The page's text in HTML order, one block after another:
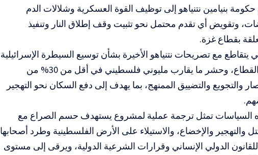
بنيامين نتنياهو إلى توظيف القوة العسكرية وشلالات الدم
وتقويض أي تقدم محتمل نحو تثبيت وقف إطلاق النار وتنفيذ
بقطاع غزة.
يتقاطع مع تصريحات نتنياهو الأخيرة بشأن توسيع السيطرة الإسرائيلية
على نحو 70% من مساحة القطاع، وحشر ما يقارب مليوني فلسطيني في أقل من 30% من
والتجويع والتضييق الممنهج، بما يهدف إلى دفع السكان نحو التهجير
السياسات تمثل ترجمة عملية لمشروع يستهدف حسم الصراع مع
والتهجير والإخضاع، والاستيلاء على الأرض الفلسطينية وطرد أصحابها
الدولي الإنساني وقرارات الشرعية الدولية، ويرقى إلى مستوى